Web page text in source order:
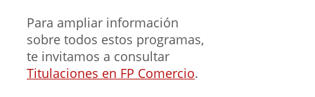
Para ampliar información
sobre todos estos programas,
te invitamos a consultar
Titulaciones en FP Comercio.